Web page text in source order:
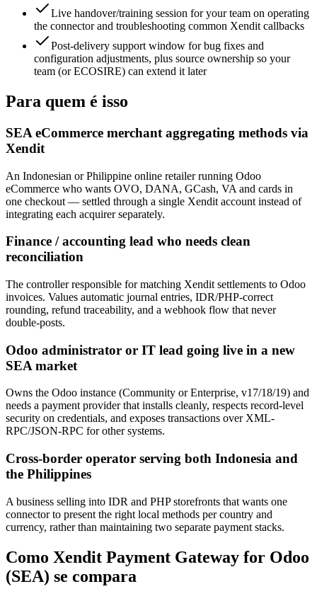
Live handover/training session for your team on operating
the connector and troubleshooting common Xendit callbacks
Post-delivery support window for bug fixes and
configuration adjustments, plus source ownership so your
team (or ECOSIRE) can extend it later
Para quem é isso
SEA eCommerce merchant aggregating methods via
Xendit
An Indonesian or Philippine online retailer running Odoo
eCommerce who wants OVO, DANA, GCash, VA and cards in
one checkout — settled through a single Xendit account instead of
integrating each acquirer separately.
Finance / accounting lead who needs clean
reconciliation
The controller responsible for matching Xendit settlements to Odoo
invoices. Values automatic journal entries, IDR/PHP-correct
rounding, refund traceability, and a webhook flow that never
double-posts.
Odoo administrator or IT lead going live in a new
SEA market
Owns the Odoo instance (Community or Enterprise, v17/18/19) and
needs a payment provider that installs cleanly, respects record-level
security on credentials, and exposes transactions over XML-
RPC/JSON-RPC for other systems.
Cross-border operator serving both Indonesia and
the Philippines
A business selling into IDR and PHP storefronts that wants one
connector to present the right local methods per country and
currency, rather than maintaining two separate payment stacks.
Como Xendit Payment Gateway for Odoo
(SEA) se compara